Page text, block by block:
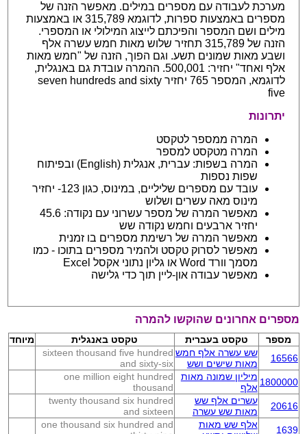
מערכת לעבודה עם מספרים במילים. מאפשר הזנה של
מספרים באמצעות ספרות, לדוגמא 315,789 או באמצעות
מילים ושם המספר והפיכתם לייצוג המילולי או המספרי.
הזנה של 315,789 תחזיר שלוש מאות חמש עשרה אלף
ושבע מאות שמונים תשע. וגם הפוך, הזנה של "חמש מאות
אלף ואחד" יחזיר: 500,001. ההמרה עובדת גם באנגלית,
לדוגמא, המספר 765 יחזיר seven hundreds and sixty
five
יתרונות
המרה ממספר לטקסט
המרה מטקסט למספר
המרה בשפות: עברית, אנגלית (English) ובפיתוח
שפות נספות
עובד עם מספרים שליליים, במינוס, כגון 123- יחזיר
מינוס מאה עשרים ושלוש
מאפשר המרה של מספר עשרוני עם נקודה: 45.6
יחזיר ארבעים וחמש נקודה שש
מאפשר המרה של רשימת מספרים בו זמנית
מאפשר לסרוק טקסט ולהמיר מספרים בתוכו - כמו
מסמך וורד Word או גליון נתוני אקסל Excel
מאפשר עבודה און-ליין תוך כדי גלישה
מספרים אחרונים שהוקשו להמרה
מספר טקסט בעברית טקסט באנגלית
מיוחד
16566
שש עשרה אלף חמש
מאות שישים ושש
sixteen thousand five hundred
and sixty-six
1800000 מיליון שמונה מאות
אלף
one million eight hundred
thousand
20616
עשרים אלף שש
מאות שש עשרה
twenty thousand six hundred
and sixteen
1639
אלף שש מאות
one thousand six hundred and